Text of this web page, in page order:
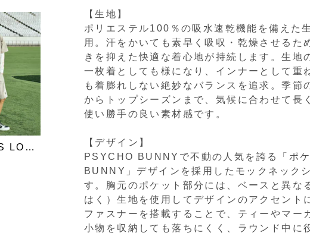
【生地】
ポリエステル100％の吸水速乾機能を備えた
用。汗をかいても素早く吸収・乾燥させるた
きを抑えた快適な着心地が持続します。生地
一枚着としても様になり、インナーとして重
も着膨れしない絶妙なバランスを追求。季節
からトップシーズンまで、気候に合わせて長
使い勝手の良い素材感です。
【デザイン】
PSYCHO BUNNYで不動の人気を誇る「ポケ
BUNNY」デザインを採用したモックネック
す。胸元のポケット部分には、ベースと異な
はく）生地を使用してデザインのアクセント
ファスナーを搭載することで、ティーやマー
小物を収納しても落ちにくく、ラウンド中に
[GOLF]26SS LOOK